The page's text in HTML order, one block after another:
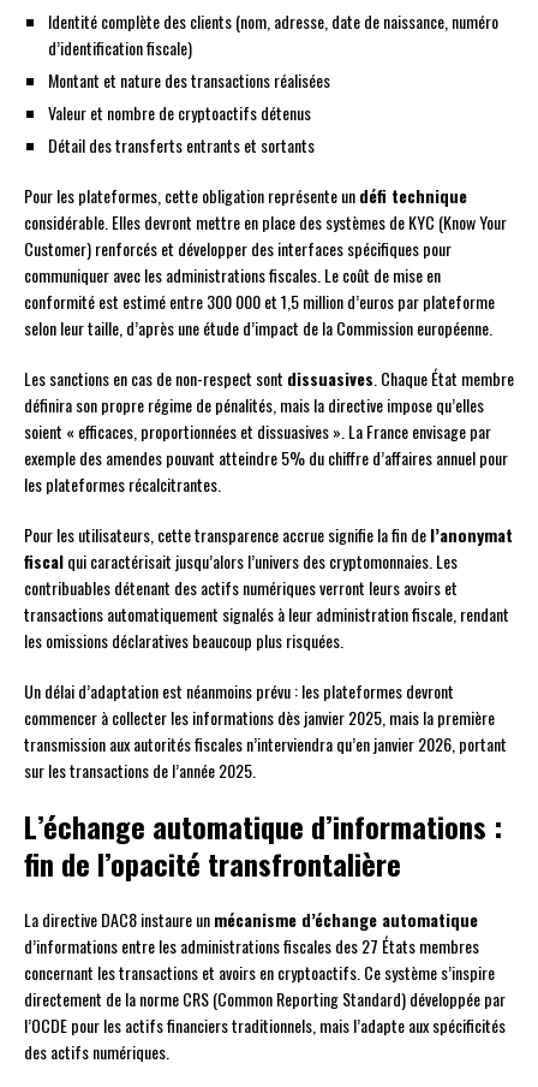
Identité complète des clients (nom, adresse, date de naissance, numéro
d’identification fiscale)
Montant et nature des transactions réalisées
Valeur et nombre de cryptoactifs détenus
Détail des transferts entrants et sortants
Pour les plateformes, cette obligation représente undéfi technique
considérable. Elles devront mettre en place des systèmes de KYC (Know Your
Customer) renforcés et développer des interfaces spécifiques pour
communiquer avec les administrations fiscales. Le coût de mise en
conformité est estimé entre 300 000 et 1,5 million d’euros par plateforme
selon leur taille, d’après une étude d’impact de la Commission européenne.
Les sanctions en cas de non-respect sont dissuasives . Chaque État membre
définira son propre régime de pénalités, mais la directive impose qu’elles
soient « efficaces, proportionnées et dissuasives ». La France envisage par
exemple des amendes pouvant atteindre 5% du chiffre d’affaires annuel pour
les plateformes récalcitrantes.
Pour les utilisateurs, cette transparence accrue signifie la fin del’anonymat
fiscalqui caractérisait jusqu’alors l’univers des cryptomonnaies. Les
contribuables détenant des actifs numériques verront leurs avoirs et
transactions automatiquement signalés à leur administration fiscale, rendant
les omissions déclaratives beaucoup plus risquées.
Un délai d’adaptation est néanmoins prévu : les plateformes devront
commencer à collecter les informations dès janvier 2025, mais la première
transmission aux autorités fiscales n’interviendra qu’en janvier 2026, portant
sur les transactions de l’année 2025.
L’échange automatique d’informations :
fin de l’opacité transfrontalière
La directive DAC8 instaure unmécanisme d’échange automatique
d’informations entre les administrations fiscales des 27 États membres
concernant les transactions et avoirs en cryptoactifs. Ce système s’inspire
directement de la norme CRS (Common Reporting Standard) développée par
l’OCDE pour les actifs financiers traditionnels, mais l’adapte aux spécificités
des actifs numériques.